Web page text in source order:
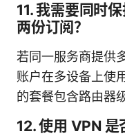
11. 我需要同时
两份订阅？
若同一服务商提供
账户在多设备上使
的套餐包含路由器
12. 使用 VPN 是